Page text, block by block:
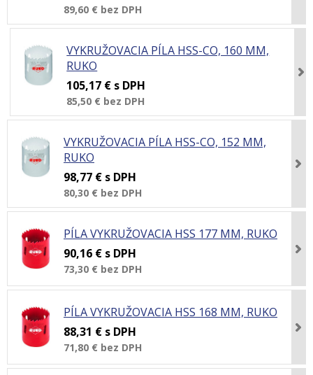
89,60 € bez DPH
VYKRUŽOVACIA PÍLA HSS-CO, 160 MM,
RUKO
105,17 € s DPH
85,50 € bez DPH
VYKRUŽOVACIA PÍLA HSS-CO, 152 MM,
RUKO
98,77 € s DPH
80,30 € bez DPH
PÍLA VYKRUŽOVACIA HSS 177 MM, RUKO
90,16 € s DPH
73,30 € bez DPH
PÍLA VYKRUŽOVACIA HSS 168 MM, RUKO
88,31 € s DPH
71,80 € bez DPH